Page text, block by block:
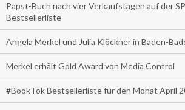
Papst-Buch nach vier Verkaufstagen auf der
Bestsellerliste
Angela Merkel und Julia Klöckner in Baden-
Merkel erhält Gold Award von Media Control
#BookTok Bestsellerliste für den Monat April